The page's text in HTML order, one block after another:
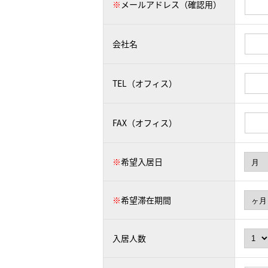
※ メールアドレス（確認用）
会社名
TEL（オフィス）
FAX（オフィス）
※希望入居日
※希望滞在期間
入居人数